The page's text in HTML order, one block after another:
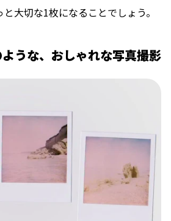
大切な1枚になることでしょう。
うな、おしゃれな写真撮影